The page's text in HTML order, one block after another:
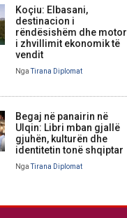
Koçiu: Elbasani,
destinacion i
rëndësishëm dhe motor
i zhvillimit ekonomik të
vendit
NgaTirana Diplomat
Begaj në panairin në
Ulqin: Libri mban gjallë
gjuhën, kulturën dhe
identitetin tonë shqiptar
NgaTirana Diplomat